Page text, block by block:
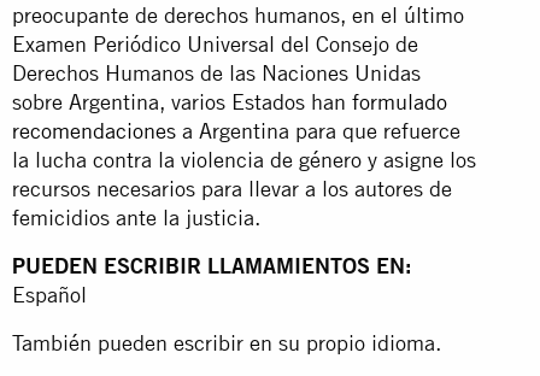
preocupante de derechos humanos, en el último
Examen Periódico Universal del Consejo de
Derechos Humanos de las Naciones Unidas
sobre Argentina, varios Estados han formulado
recomendaciones a Argentina para que refuerce
la lucha contra la violencia de género y asigne los
recursos necesarios para llevar a los autores de
femicidios ante la justicia.
PUEDEN ESCRIBIR LLAMAMIENTOS EN:
Español
También pueden escribir en su propio idioma.